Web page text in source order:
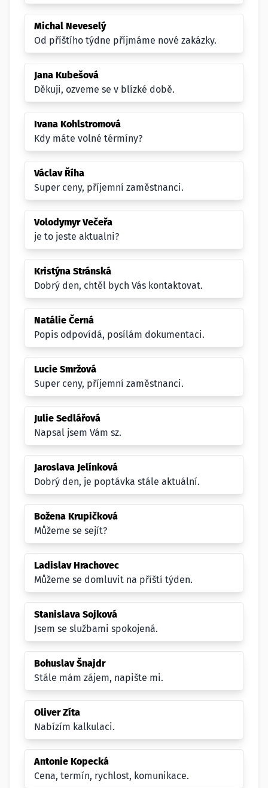
Michal Neveselý
Od příštího týdne příjmáme nové zakázky.
Jana Kubešová
Děkuji, ozveme se v blízké době.
Ivana Kohlstromová
Kdy máte volné térmíny?
Václav Říha
Super ceny, příjemní zaměstnanci.
Volodymyr Večeřa
je to jeste aktualni?
Kristýna Stránská
Dobrý den, chtěl bych Vás kontaktovat.
Natálie Černá
Popis odpovídá, posílám dokumentaci.
Lucie Smržová
Super ceny, příjemní zaměstnanci.
Julie Sedlářová
Napsal jsem Vám sz.
Jaroslava Jelínková
Dobrý den, je poptávka stále aktuální.
Božena Krupičková
Můžeme se sejít?
Ladislav Hrachovec
Můžeme se domluvit na příští týden.
Stanislava Sojková
Jsem se službami spokojená.
Bohuslav Šnajdr
Stále mám zájem, napište mi.
Oliver Zíta
Nabízím kalkulaci.
Antonie Kopecká
Cena, termín, rychlost, komunikace.